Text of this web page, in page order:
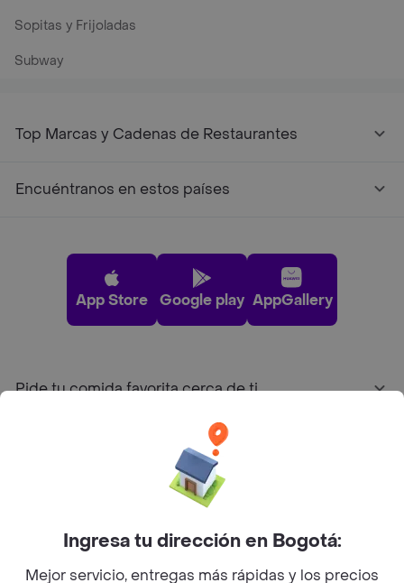
Sopitas y Frijoladas
Subway
Top Marcas y Cadenas de Restaurantes
Encuéntranos en estos países
App Store Google play AppGallery
Pide tu comida favorita cerca de ti
Sobre Rappi
Ingresa tu dirección en Bogotá:
Mejor servicio, entregas más rápidas y los precios